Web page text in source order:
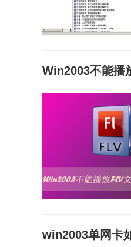
Win2003不能播
win2003单网卡